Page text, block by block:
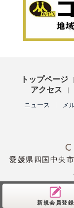
トップページ
アクセス
ニュース メ
愛媛県四国中央
20：
新規会員登録